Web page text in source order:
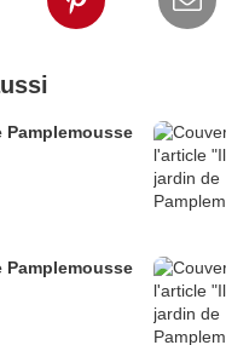
Pamplemousse
Pamplemousse